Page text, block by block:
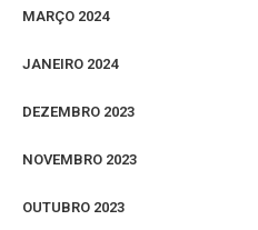
MARÇO 2024
JANEIRO 2024
DEZEMBRO 2023
NOVEMBRO 2023
OUTUBRO 2023